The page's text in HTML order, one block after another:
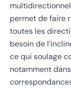
permet de faire
toutes les
besoin de
ce qui soulage
notamment